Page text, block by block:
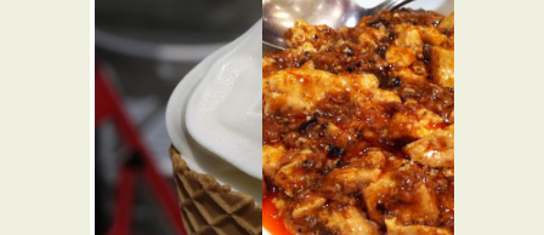
ビルズ 東
急プラザ
表参道原宿
★★☆
西洋料理
スイーツ
原宿餃子楼
★☆☆
中華